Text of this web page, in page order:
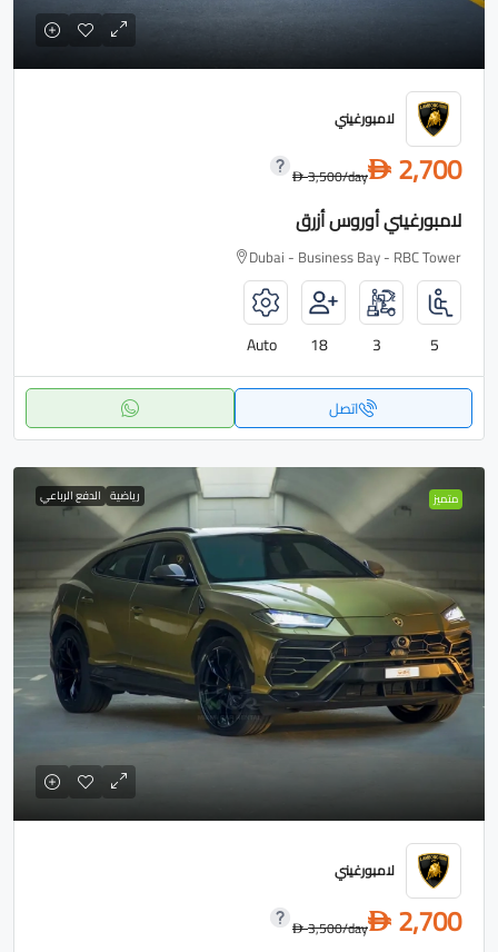
لامبورغيني
D 2,700
D3,500/day
لامبورغيني أوروس أزرق
Dubai - Business Bay - RBC Tower
5
3
18
Auto
اتصل
متميز رياضية الدفع الرباعي
لامبورغيني
D 2,700
D3,500/day